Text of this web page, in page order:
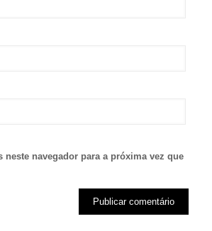
neste navegador para a próxima vez que